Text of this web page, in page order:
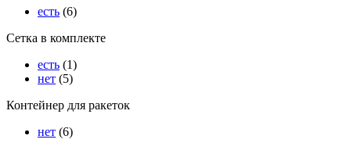
есть (6)
Сетка в комплекте
есть (1)
нет (5)
Контейнер для ракеток
нет (6)